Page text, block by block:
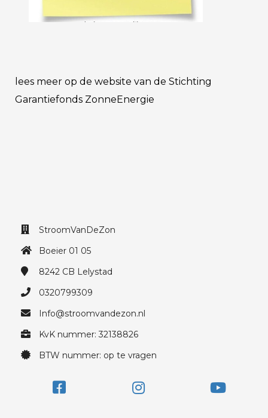
lees meer op de website van de Stichting
Garantiefonds ZonneEnergie
StroomVanDeZon
Boeier 01 05
8242 CB Lelystad
0320799309
Info@stroomvandezon.nl
KvK nummer: 32138826
BTW nummer: op te vragen